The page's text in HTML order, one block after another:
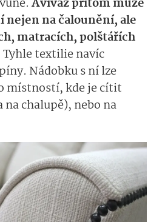
Aviváž přitom může
na čalounění, ale
matracích, polštářích
Tyhle textilie navíc
Nádobku s ní lze
místností, kde je cítit
chalupě), nebo na